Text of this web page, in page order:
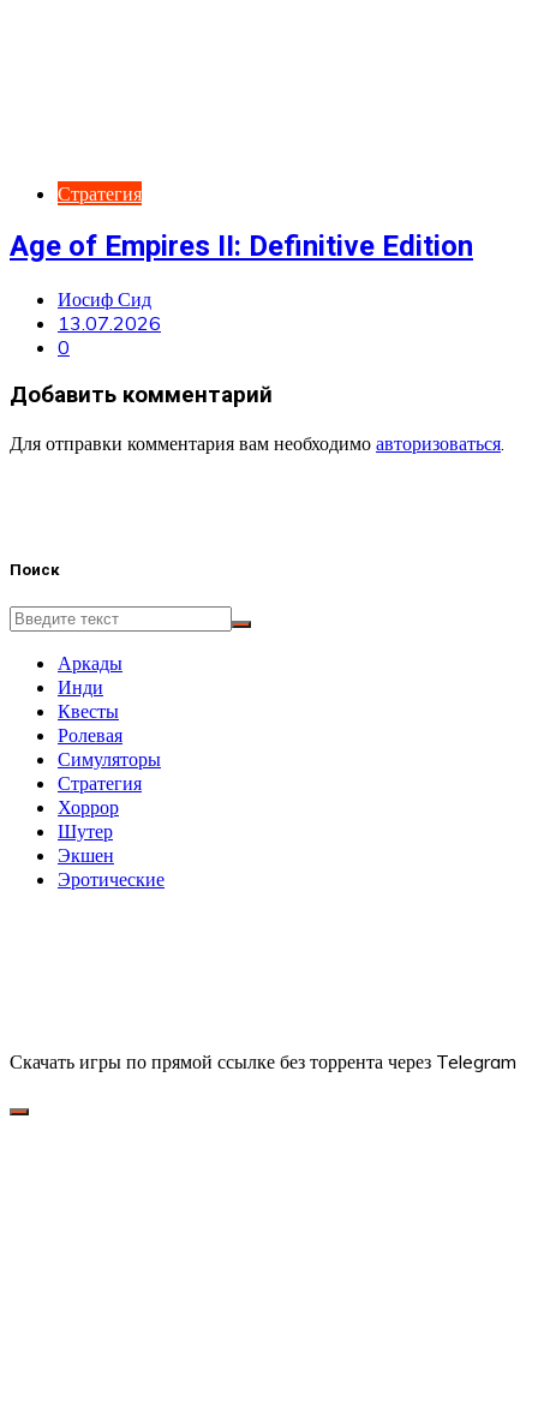
Стратегия
Age of Empires II: Definitive Edition
Иосиф Сид
13.07.2026
0
Добавить комментарий
Для отправки комментария вам необходимо авторизоваться
Поиск
Аркады
Инди
Квесты
Ролевая
Симуляторы
Стратегия
Хоррор
Шутер
Экшен
Эротические
Скачать игры по прямой ссылке без торрента через Telegram